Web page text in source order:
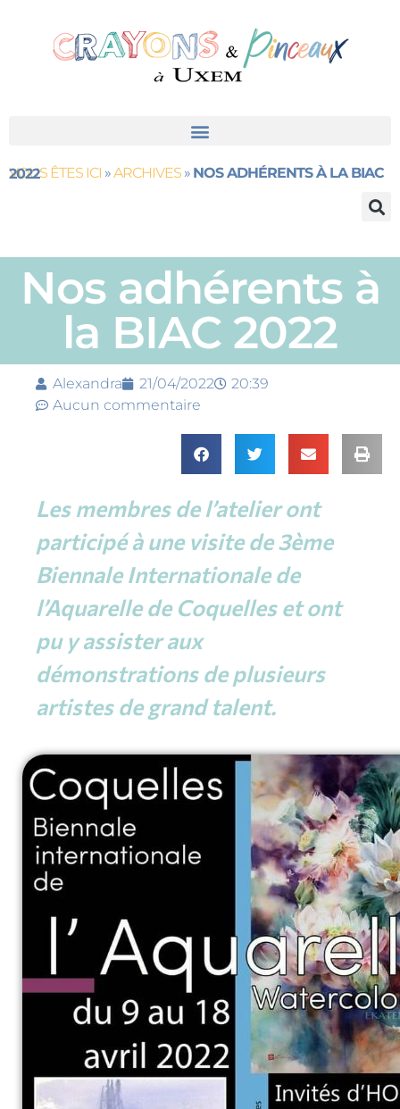
VOUS ÊTES ICI »ARCHIVES »
NOS ADHÉRENTS À LA BIAC 2022
Nos adhérents à
la BIAC 2022
Alexandra 21/04/2022
20:39
Aucun commentaire
Les membres de l’atelier ont
participé à une visite de 3ème
Biennale Internationale de
l’Aquarelle de Coquelles et ont
pu y assister aux
démonstrations de plusieurs
artistes de grand talent.